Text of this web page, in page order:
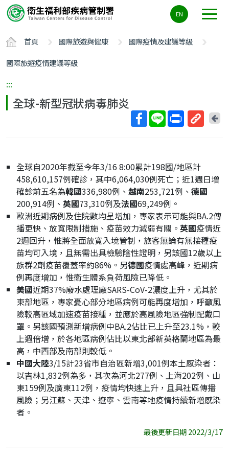
要
容
ALT+C
EN
首頁 國際旅遊與健康
國際疫情及建議等級
國際旅遊疫情建議等級
:::
全球-新型冠狀病毒肺炎
網
址
回
全球自2020年截至今年3/16 8:00累計198國/地區計
458,610,157例確診，其中6,064,030例死亡；近1週日增
確診前五名為韓國336,980例、 越南253,721例、 德國
200,914例、 英國73,310例及法國69,249例。
歐洲近期病例及住院數均呈增加，專家表示可能與BA.2傳
播更快、放寬限制措施、疫苗效力減弱有關。 英國疫情近
2週回升，惟將全面放寬入境管制，旅客無論有無接種疫
苗均可入境，且無需出具檢驗陰性證明，另該國12歲以上
族群2劑疫苗覆蓋率約86%。另德國疫情處高峰，近期病
例再度增加，惟衛生體系負荷風險已降低。
美國近期37%廢水處理廠SARS-CoV-2濃度上升，尤其於
東部地區，專家憂心部分地區病例可能再度增加，呼籲風
險較高區域加速疫苗接種，並應於高風險地區強制配戴口
罩。另該國預測新增病例中BA.2佔比已上升至23.1%，較
上週倍增，於各地區病例佔比以東北部新英格蘭地區為最
高，中西部及南部則較低。
中國大陸3/15計23省市自治區新增3,001例本土感染者：
以吉林1,832例為多，其次為河北277例、上海202例、山
東159例及廣東112例，疫情均快速上升，且具社區傳播
風險；另江蘇、天津、遼寧、雲南等地疫情持續新增感染
者。
最後更新日期 2022/3/17